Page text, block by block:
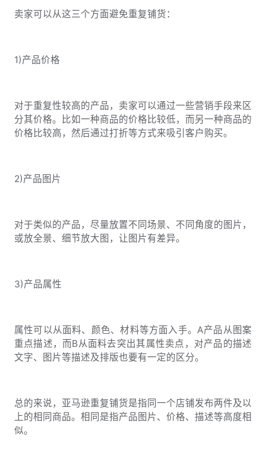
卖家可以从这三个方面避免重复铺货：
1)产品价格
对于重复性较高的产品，卖家可以通过一些营销手段来区
分其价格。比如一种商品的价格比较低，而另一种商品的
价格比较高，然后通过打折等方式来吸引客户购买。
2)产品图片
对于类似的产品，尽量放置不同场景、不同角度的图片，
或放全景、细节放大图，让图片有差异。
3)产品属性
属性可以从面料、颜色、材料等方面入手。A产品从图案
重点描述，而B从面料去突出其属性卖点，对产品的描述
文字、图片等描述及排版也要有一定的区分。
总的来说，亚马逊重复铺货是指同一个店铺发布两件及以
上的相同商品。相同是指产品图片、价格、描述等高度相
似。